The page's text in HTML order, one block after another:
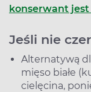
konserwant
Jeśli nie
Alternatywą
mięso białe
cielęcina,